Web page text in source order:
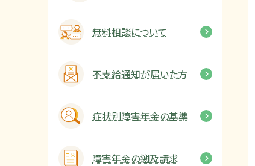
無料相談について
不支給通知が届いた方
症状別障害年金の基準
障害年金の遡及請求